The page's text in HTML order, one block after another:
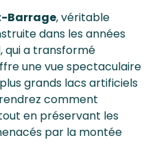
Barrage, véritable
dans les années
qui a transformé
une vue spectaculaire
grands lacs artificiels
comment
en préservant les
par la montée